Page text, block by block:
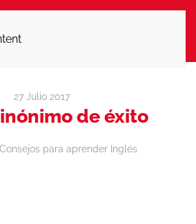
27 Julio 2017
de éxito
Consejos para aprender Inglés